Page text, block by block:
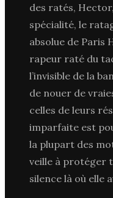
des ratés,
spécialité, le
absolue de Paris
rapeur raté du
l’invisible de la
de nouer de
celles de leurs
imparfaite est
la plupart des
veille à protéger
silence là où elle